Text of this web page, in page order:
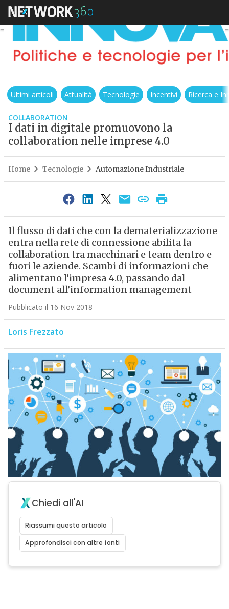
Ultimi articoli Attualità Tecnologie Incentivi Ricerca e
COLLABORATION
I dati in digitale promuovono la
collaboration nelle imprese 4.0
Home Tecnologie Automazione Industriale
Il flusso di dati che con la dematerializzazione
entra nella rete di connessione abilita la
collaboration tra macchinari e team dentro e
fuori le aziende. Scambi di informazioni che
alimentano l’impresa 4.0, passando dal
document all’information management
Pubblicato il 16 Nov 2018
Loris Frezzato
Chiedi all'AI
Riassumi questo articolo
Approfondisci con altre fonti